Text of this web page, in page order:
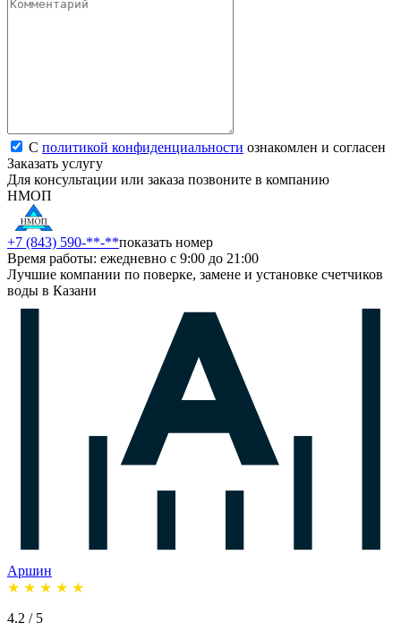
С политикой конфиденциальности ознакомлен и согласен
Заказать услугу
Для консультации или заказа позвоните в компанию
НМОП
+7 (843) 590-**-**показать номер
Время работы: ежедневно с 9:00 до 21:00
Лучшие компании по поверке, замене и установке счетчиков
воды в Казани
Аршин
★ ★ ★ ★ ★
4.2 / 5